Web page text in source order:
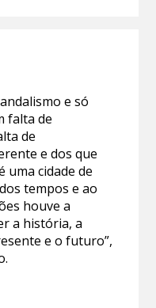
e só
falta de
de
e dos que
uma cidade de
tempos e ao
houve a
a história, a
e o futuro”,